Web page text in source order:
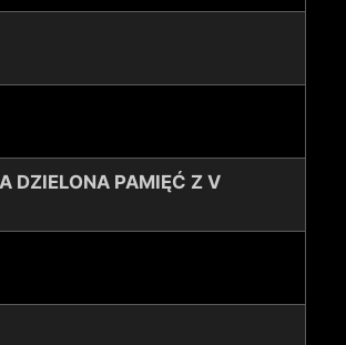
DZIELONA PAMIĘĆ Z V